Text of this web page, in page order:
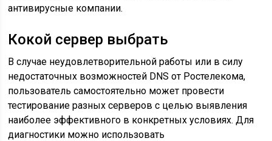
антивирусные компании.
Кокой сервер выбрать
В случае неудовлетворительной работы или в силу
недостаточных возможностей DNS от Ростелекома,
пользователь самостоятельно может провести
тестирование разных серверов с целью выявления
наиболее эффективного в конкретных условиях. Для
диагностики можно использовать